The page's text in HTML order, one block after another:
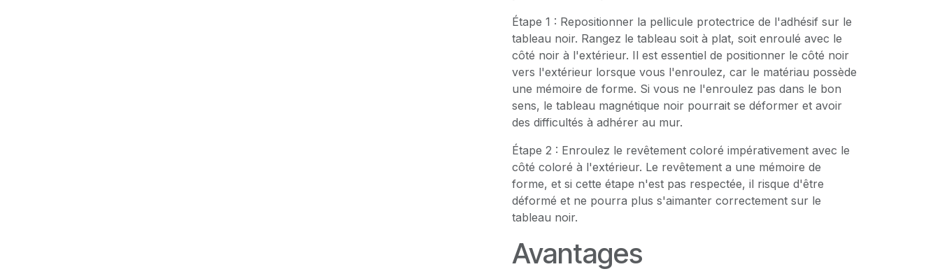
Étape 1 : Repositionner la pellicule protectrice de l'adhésif sur le
tableau noir. Rangez le tableau soit à plat, soit enroulé avec le
côté noir à l'extérieur. Il est essentiel de positionner le côté noir
vers l'extérieur lorsque vous l'enroulez, car le matériau possède
une mémoire de forme. Si vous ne l'enroulez pas dans le bon
sens, le tableau magnétique noir pourrait se déformer et avoir
des difficultés à adhérer au mur.
Étape 2 : Enroulez le revêtement coloré impérativement avec le
côté coloré à l'extérieur. Le revêtement a une mémoire de
forme, et si cette étape n'est pas respectée, il risque d'être
déformé et ne pourra plus s'aimanter correctement sur le
tableau noir.
Avantages